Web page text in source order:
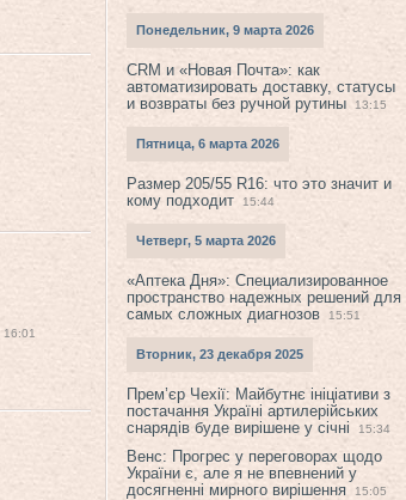
16:01
Понедельник, 9 марта 2026
CRM и «Новая Почта»: как
автоматизировать доставку, статусы
и возвраты без ручной рутины
13:15
Пятница, 6 марта 2026
Размер 205/55 R16: что это значит и
кому подходит
15:44
Четверг, 5 марта 2026
«Аптека Дня»: Специализированное
пространство надежных решений для
самых сложных диагнозов
15:51
Вторник, 23 декабря 2025
Прем’єр Чехії: Майбутнє ініціативи з
постачання Україні артилерійських
снарядів буде вирішене у січні
15:34
Венс: Прогрес у переговорах щодо
України є, але я не впевнений у
досягненні мирного вирішення
15:05